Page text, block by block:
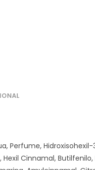
Perfume,
Cinnamal,